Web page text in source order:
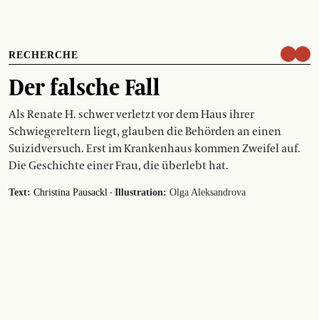
RECHERCHE
Der falsche Fall
Als Renate H. schwer verletzt vor dem Haus ihrer
Schwiegereltern liegt, glauben die Behörden an einen
Suizidversuch. Erst im Krankenhaus kommen Zweifel auf.
Die Geschichte einer Frau, die überlebt hat.
Text: Christina Pausackl · Illustration: Olga Aleksandrova